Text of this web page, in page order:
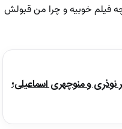
of
59فیلم خوبیه و چرا من قبولش
و منوچهری اسماعیلی؛